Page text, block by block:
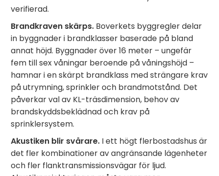
verifierad.
Brandkraven skärps. Boverkets byggregler delar
in byggnader i brandklasser baserade på bland
annat höjd. Byggnader över 16 meter – ungefär
fem till sex våningar beroende på våningshöjd –
hamnar i en skärpt brandklass med strängare krav
på utrymning, sprinkler och brandmotstånd. Det
påverkar val av KL-träsdimension, behov av
brandskyddsbeklädnad och krav på
sprinklersystem.
Akustiken blir svårare. I ett högt flerbostadshus är
det fler kombinationer av angränsande lägenheter
och fler flanktransmissionsvägar för ljud.